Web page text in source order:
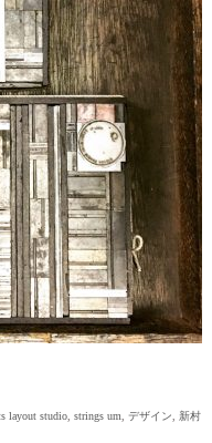
layout studio strings um デザイン
新村